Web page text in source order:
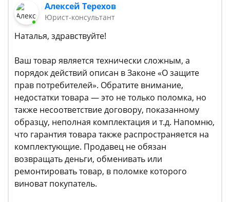
Алексей Терехов
Юрист-консультант
Наталья, здравствуйте!
Ваш товар является технически сложным, а
порядок действий описан в Законе «О защите
прав потребителей». Обратите внимание,
недостатки товара — это не только поломка, но
также несоответствие договору, показанному
образцу, неполная комплектация и т.д. Напомню,
что гарантия товара также распространяется на
комплектующие. Продавец не обязан
возвращать деньги, обменивать или
ремонтировать товар, в поломке которого
виноват покупатель.